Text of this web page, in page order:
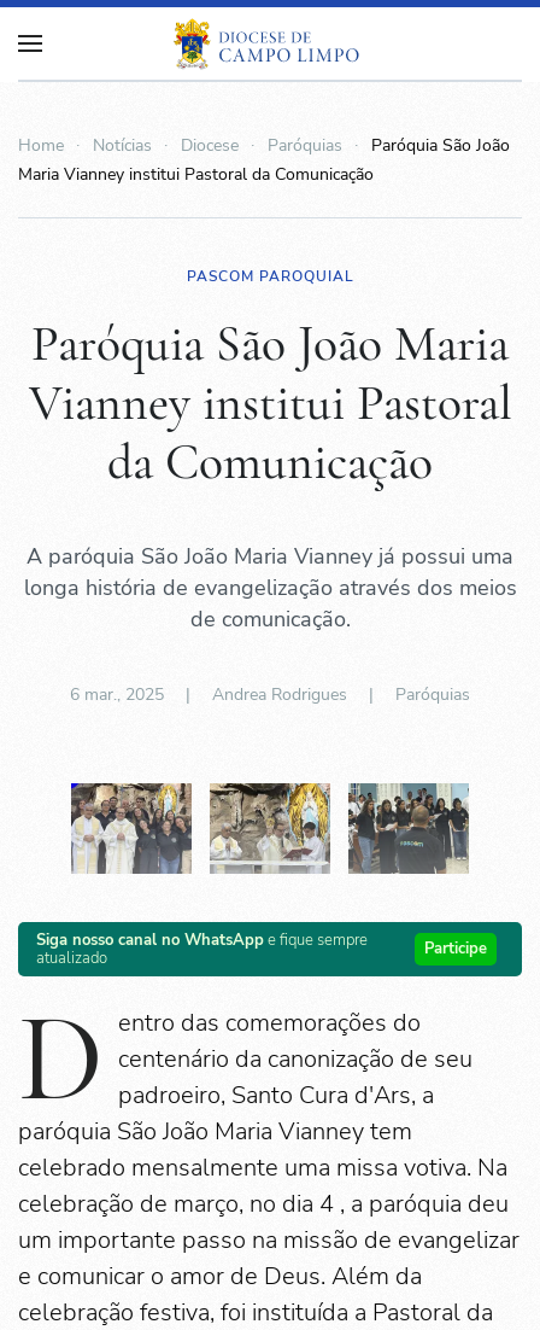
Home Notícias Diocese Paróquias
Paróquia São João
Maria Vianney institui Pastoral da Comunicação
PASCOM PAROQUIAL
Paróquia São João Maria
Vianney institui Pastoral
da Comunicação
A paróquia São João Maria Vianney já possui uma
longa história de evangelização através dos meios
de comunicação.
6 mar., 2025 | Andrea Rodrigues | Paróquias
Siga nosso canal no WhatsAppe fique sempre
atualizado
Participe
D
entro das comemorações do
centenário da canonização de seu
padroeiro, Santo Cura d'Ars, a
paróquia São João Maria Vianney tem
celebrado mensalmente uma missa votiva. Na
celebração de março, no dia 4 , a paróquia deu
um importante passo na missão de evangelizar
e comunicar o amor de Deus. Além da
celebração festiva, foi instituída a Pastoral da